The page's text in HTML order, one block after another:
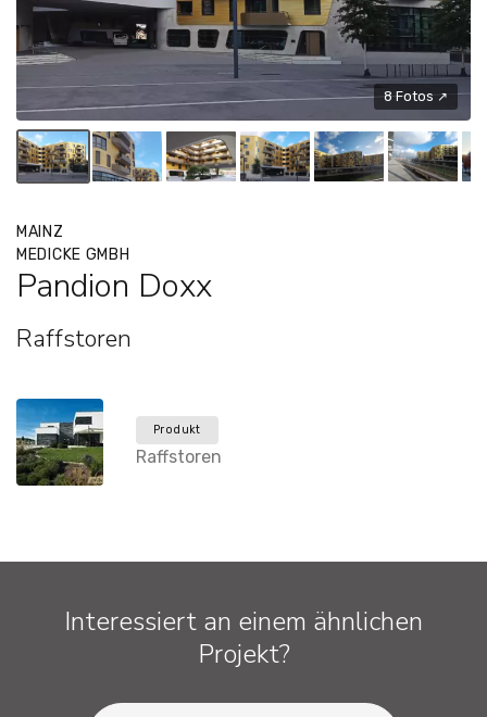
8 Fotos ↗
MAINZ
MEDICKE GMBH
Pandion Doxx
Raffstoren
Produkt
Raffstoren
Interessiert an einem ähnlichen
Projekt?